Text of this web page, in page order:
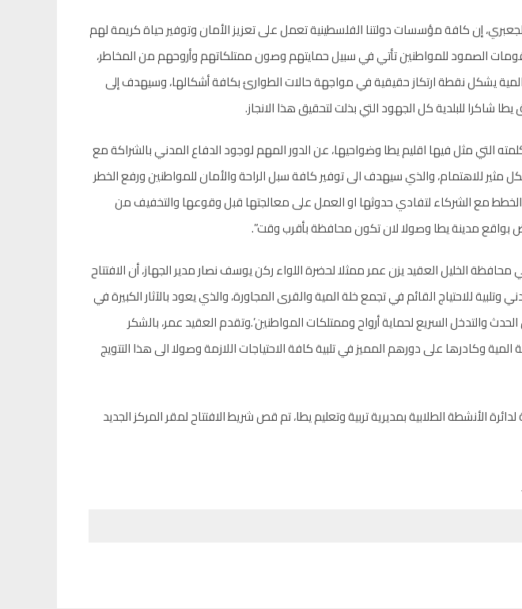
إن كافة مؤسسات دولتنا الفلسطينية تعمل على تعزيز الأمان وتوفير حياة كريمة لهم
الصمود للمواطنين تأتي في سبيل حمايتهم وصون ممتلكاتهم وأروحهم من المخاطر،
يشكل نقطة ارتكاز حقيقية في مواجهة حالات الطوارئ بكافة أشكالها، وسيهدف إلى
شاكرا للبلدية كل الجهود التي بذلت لتحقيق هذا الانجاز.
التي مثل فيها اقليم يطا وضواحيها، عن الدور المهم لوجود الدفاع المدني بالشراكة مع
مثير للاهتمام، والذي سيهدف الى توفير كافة سبل الراحة والأمان للمواطنين ورفع الخطر
الخطط مع الشركاء لتفادي حدوثها او العمل على معالجتها قبل وقوعها والتخفيف من
بواقع مدينة يطا وصولا لان تكون محافظة بأقرب وقت”.
الخليل العقيد يزن عمر ممثلا لحضرة اللواء ركن يوسف نصار مدير الجهاز، أن الافتتاح
وتلبية للاحتياج القائم في تجمع خلة المية والقرى المجاورة، والذي يعود بالآثار الكبيرة في
والتدخل السريع لحماية أرواح وممتلكات المواطنين’.وتقدم العقيد عمر، بالشكر
وكادرها على دورهم المميز في تلبية كافة الاحتياجات اللازمة وصولا الى هذا التتويج
الأنشطة الطلابية بمديرية تربية وتعليم يطا، تم قص شريط الافتتاح لمقر المركز الجديد